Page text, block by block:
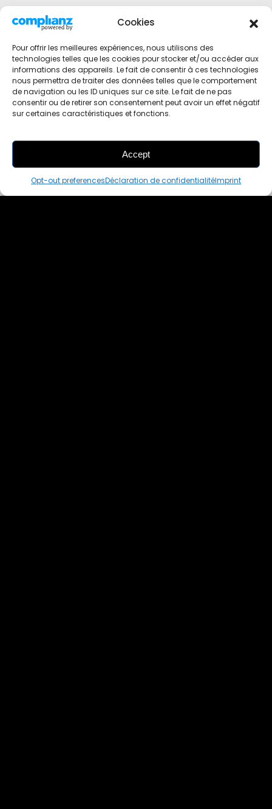
Cookies
Pour offrir les meilleures expériences, nous utilisons des
technologies telles que les cookies pour stocker et/ou accéder aux
informations des appareils. Le fait de consentir à ces technologies
nous permettra de traiter des données telles que le comportement
de navigation ou les ID uniques sur ce site. Le fait de ne pas
consentir ou de retirer son consentement peut avoir un effet négatif
sur certaines caractéristiques et fonctions.
Accept
Opt-out preferencesDéclaration de confidentialitéImprint
THIS PAIR IS
ALREADY SOLD OUT